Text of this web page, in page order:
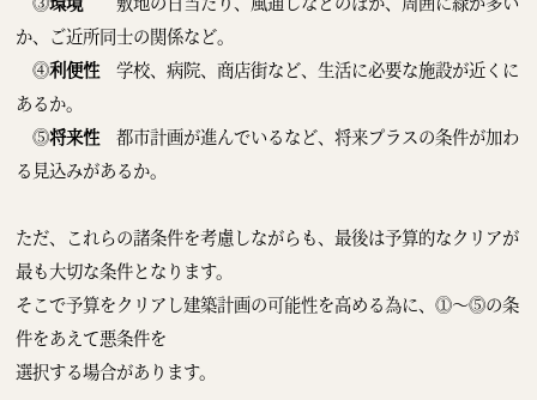
か、ご近所同士の関係など。
⓸利便性学校、病院、商店街など、生活に必要な施設が近くに
あるか。
⓹将来性都市計画が進んでいるなど、将来プラスの条件が加わ
る見込みがあるか。
ただ、これらの諸条件を考慮しながらも、最後は予算的なクリアが
最も大切な条件となります。
そこで予算をクリアし建築計画の可能性を高める為に、⓵～⓹の条
件をあえて悪条件を
選択する場合があります。